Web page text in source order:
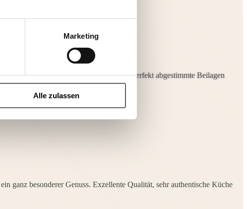
Marketing
Alle zulassen
hausgemachte orientalische Dips und perfekt abgestimmte Beilagen
ganz besonderer Genuss. Exzellente Qualität, sehr authentische Küche